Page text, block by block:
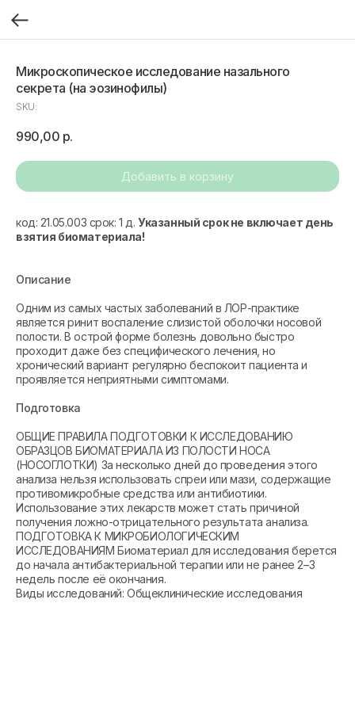
Микроскопическое исследование назального
секрета (на эозинофилы)
SKU:
990,00 р.
Добавить в корзину
код: 21.05.003 срок: 1 д.Указанный срок не включает день
взятия биоматериала!
Описание
Одним из самых частых заболеваний в ЛОР-практике
является ринит воспаление слизистой оболочки носовой
полости. В острой форме болезнь довольно быстро
проходит даже без специфического лечения, но
хронический вариант регулярно беспокоит пациента и
проявляется неприятными симптомами.
Подготовка
ОБЩИЕ ПРАВИЛА ПОДГОТОВКИ К ИССЛЕДОВАНИЮ
ОБРАЗЦОВ БИОМАТЕРИАЛА ИЗ ПОЛОСТИ НОСА
(НОСОГЛОТКИ) За несколько дней до проведения этого
анализа нельзя использовать спреи или мази, содержащие
противомикробные средства или антибиотики.
Использование этих лекарств может стать причиной
получения ложно-отрицательного результата анализа.
ПОДГОТОВКА К МИКРОБИОЛОГИЧЕСКИМ
ИССЛЕДОВАНИЯМ Биоматериал для исследования берется
до начала антибактериальной терапии или не ранее 2–3
недель после её окончания.
Виды исследований: Общеклинические исследования